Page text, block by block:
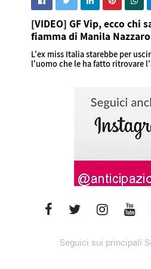
[VIDEO] GF Vip, ecco chi
fiamma di Manila Nazzaro
L'ex miss Italia starebbe per
l'uomo che le ha fatto ritrovare
Seguici sui principali